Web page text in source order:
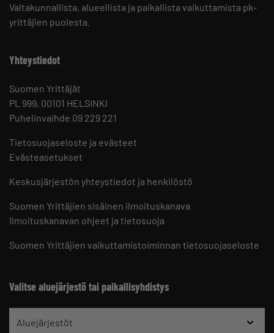
Valtakunnallista, alueellista ja paikallista vaikuttamista pk-
yrittäjien puolesta.
Yhteystiedot
Suomen Yrittäjät
PL 999, 00101 HELSINKI
Puhelinvaihde 09 229 221
Tietosuojaseloste ja evästeet
Evästeasetukset
Keskusjärjestön yhteystiedot ja henkilöstö
Suomen Yrittäjien sisäinen ilmoituskanava
Ilmoituskanavan ohjeet ja tietosuoja
Suomen Yrittäjien vaikuttamistoiminnan tietosuojaseloste
Valitse aluejärjestö tai paikallisyhdistys
Aluejärjestöt